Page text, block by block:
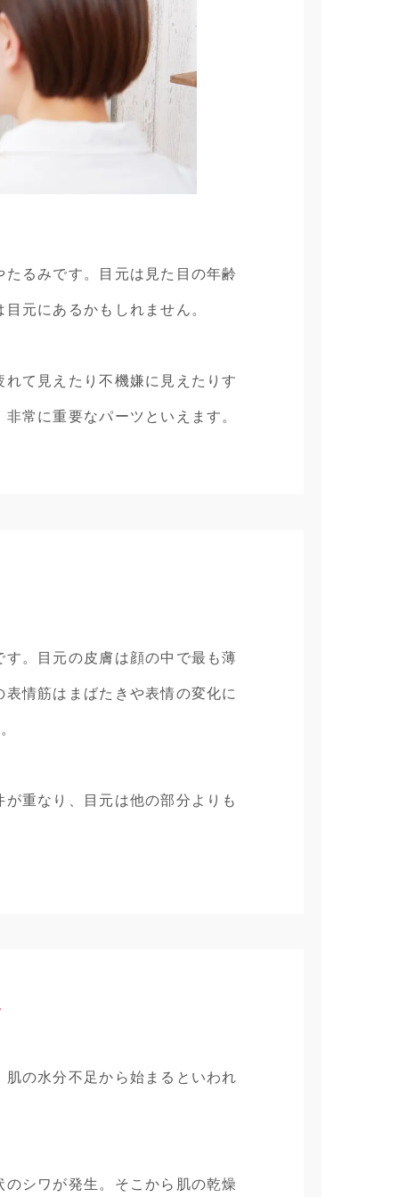
るみです。目元は見た目の年齢
元にあるかもしれません。
て見えたり不機嫌に見えたりす
常に重要なパーツといえます。
。目元の皮膚は顔の中で最も薄
情筋はまばたきや表情の変化に
重なり、目元は他の部分よりも
の水分不足から始まるといわれ
シワが発生。そこから肌の乾燥